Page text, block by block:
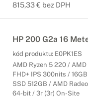
815,33 € bez DPH
HP 200 G2a 16
kód produktu: E0PK1ES
AMD Ryzen 5 220 / AMD
FHD+ IPS 300nits /
SSD 512GB / AMD
64-bit / 3r (3r) On-Site